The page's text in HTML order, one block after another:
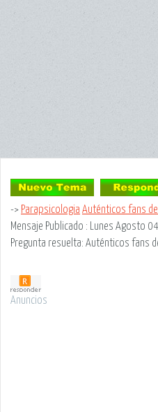
-> Parapsicologia Auténticos fans de
Mensaje Publicado : Lunes Agosto
Pregunta resuelta: Auténticos fans de
Anuncios